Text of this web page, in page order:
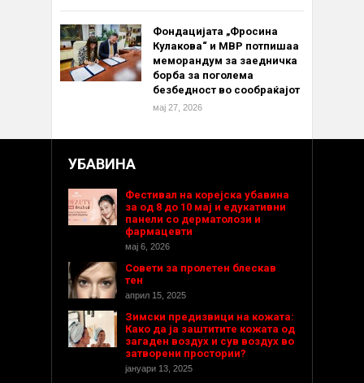
Фондацијата „Фросина
Кулакова“ и МВР потпишаа
меморандум за заедничка
борба за поголема
безбедност во сообраќајот
мај 27, 2026
УБАВИНА
Фестивал на корејска убавина
за од 8 до 10 мај и едукативни
панели со дерматолози и
фармацевти
мај 6, 2026
Совети за пролетен блескав
тен
април 15, 2025
Зимски предизвици на кожата:
Како да ја заштитите кожата од
загаден воздух и сув воздух во
затворени простории?
јануари 13, 2025